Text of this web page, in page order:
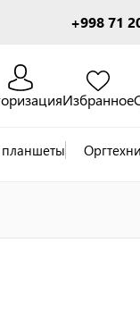
+998 71
Избранное